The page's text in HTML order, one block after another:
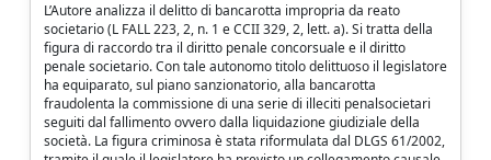
L’Autore analizza il delitto di bancarotta impropria da reato
societario (L FALL 223, 2, n. 1 e CCII 329, 2, lett. a). Si tratta della
figura di raccordo tra il diritto penale concorsuale e il diritto
penale societario. Con tale autonomo titolo delittuoso il legislatore
ha equiparato, sul piano sanzionatorio, alla bancarotta
fraudolenta la commissione di una serie di illeciti penalsocietari
seguiti dal fallimento ovvero dalla liquidazione giudiziale della
società. La figura criminosa è stata riformulata dal DLGS 61/2002,